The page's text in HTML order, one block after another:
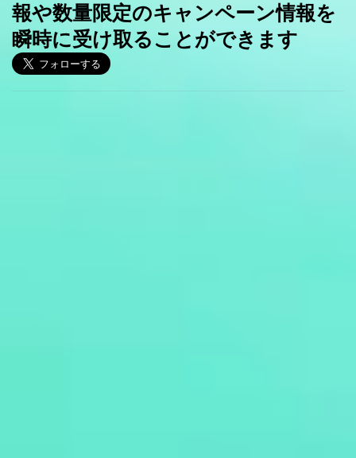
報や数量限定のキャンペーン情報を
瞬時に受け取ることができます